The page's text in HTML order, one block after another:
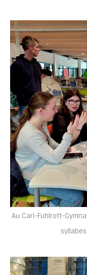
Au Carl-Fuhlrott-